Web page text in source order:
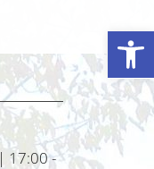
Werkzeugleiste öffnen
17:00 -